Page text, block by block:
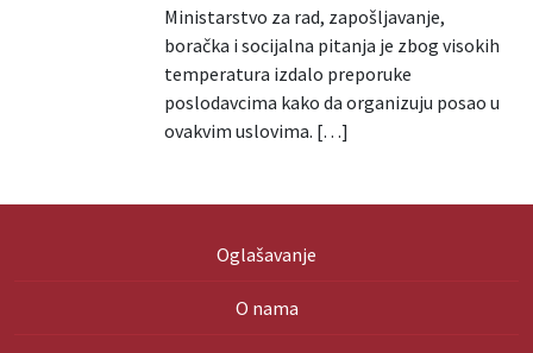
Ministarstvo za rad, zapošljavanje,
boračka i socijalna pitanja je zbog visokih
temperatura izdalo preporuke
poslodavcima kako da organizuju posao u
ovakvim uslovima. […]
Oglašavanje
O nama